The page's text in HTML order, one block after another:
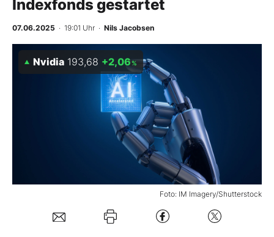
Finanz-Check
BO-Musterdepots
Folgen Sie uns
Indexfonds gestartet
07.06.2025 · 19:01 Uhr · Nils Jacobsen
Foto: IM Imagery/Shutterstock
Nvidia 193,68 +2,06%